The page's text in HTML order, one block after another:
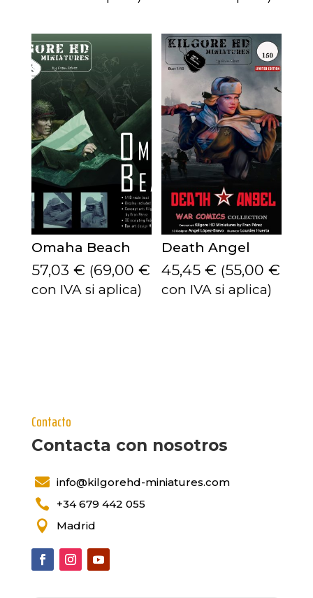
Omaha Beach
57,03 € (69,00 €
con IVA si aplica)
Death Angel
45,45€ (55,00€
con IVA si aplica)
Contacto
Contacta con nosotros
 info@kilgorehd-miniatures.com
 +34 679 442 055
 Madrid